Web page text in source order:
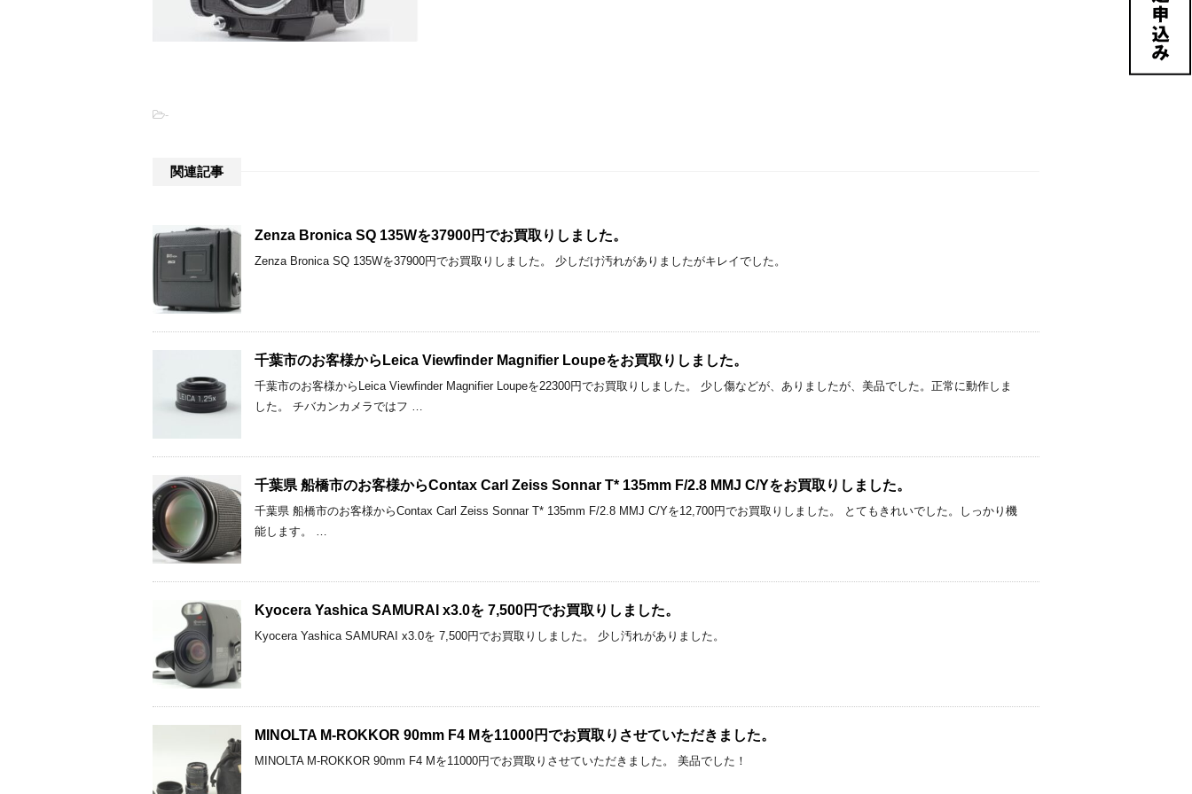
-
関連記事
Zenza Bronica SQ 135Wを37900円でお買取りしました。
Zenza Bronica SQ 135Wを37900円でお買取りしました。 少しだけ汚れがありましたがキレイでした。
千葉市のお客様からLeica Viewfinder Magnifier Loupeをお買取りしました。
千葉市のお客様からLeica Viewfinder Magnifier Loupeを22300円でお買取りしました。 少し傷などが、ありましたが、美品でした。正常に動作しま
した。 チバカンカメラではフ …
千葉県 船橋市のお客様からContax Carl Zeiss Sonnar T* 135mm F/2.8 MMJ C/Yをお買取りしました。
千葉県 船橋市のお客様からContax Carl Zeiss Sonnar T* 135mm F/2.8 MMJ C/Yを12,700円でお買取りしました。 とてもきれいでした。しっかり機
能します。 …
Kyocera Yashica SAMURAI x3.0を 7,500円でお買取りしました。
Kyocera Yashica SAMURAI x3.0を 7,500円でお買取りしました。 少し汚れがありました。
MINOLTA M-ROKKOR 90mm F4 Mを11000円でお買取りさせていただきました。
MINOLTA M-ROKKOR 90mm F4 Mを11000円でお買取りさせていただきました。 美品でした！